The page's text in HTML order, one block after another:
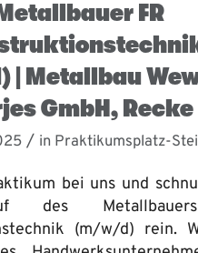
FR
| Metallbau
GmbH, Recke
/ in Praktikumsplatz-
bei uns und
des
(m/w/d) rein.